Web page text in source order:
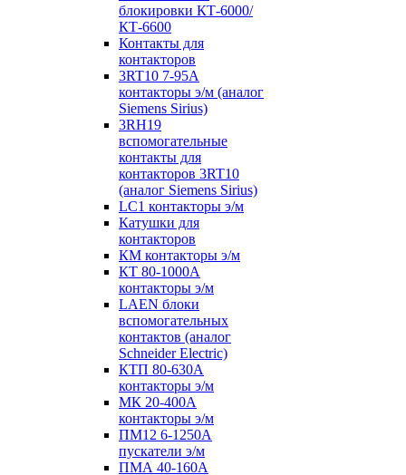
блокировки КТ-6000/
КТ-6600
Контакты для
контакторов
3RT10 7-95А
контакторы э/м (аналог
Siemens Sirius)
3RH19
вспомогательные
контакты для
контакторов 3RT10
(аналог Siemens Sirius)
LC1 контакторы э/м
Катушки для
контакторов
КМ контакторы э/м
КТ 80-1000А
контакторы э/м
LAEN блоки
вспомогательных
контактов (аналог
Schneider Electric)
КТП 80-630А
контакторы э/м
МК 20-400А
контакторы э/м
ПМ12 6-1250А
пускатели э/м
ПМА 40-160А